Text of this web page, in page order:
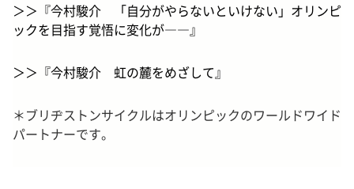
＞＞『今村駿介 「自分がやらないといけない」オリンピ
ックを目指す覚悟に変化が――』
＞＞『今村駿介 虹の麓をめざして』
＊ブリヂストンサイクルはオリンピックのワールドワイド
パートナーです。